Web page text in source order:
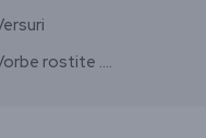
rostite ….